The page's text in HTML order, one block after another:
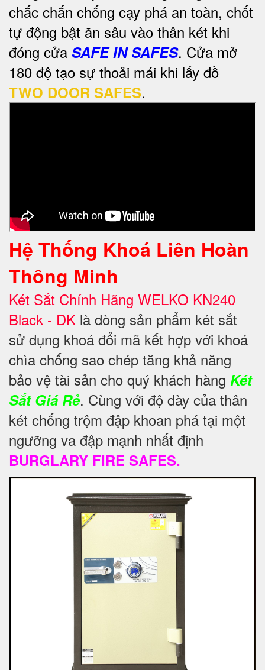
chắc chắn chống cạy phá an toàn, chốt
tự động bật ăn sâu vào thân két khi
đóng cửa SAFE IN SAFES. Cửa mở
180 độ tạo sự thoải mái khi lấy đồ
TWO DOOR SAFES.
Hệ Thống Khoá Liên Hoàn
Thông Minh
Két Sắt Chính Hãng WELKO KN240
Black - DK là dòng sản phẩm két sắt
sử dụng khoá đổi mã kết hợp với khoá
chìa chống sao chép tăng khả năng
bảo vệ tài sản cho quý khách hàng Két
Sắt Giá Rẻ. Cùng với độ dày của thân
két chống trộm đập khoan phá tại một
ngưỡng va đập mạnh nhất định
BURGLARY FIRE SAFES.